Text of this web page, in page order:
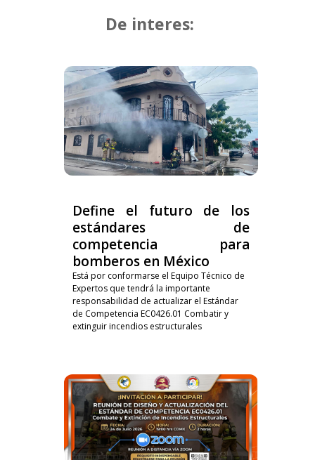
De interes:
Define el futuro de los
estándares de
competencia para
bomberos en México
Está por conformarse el Equipo Técnico de
Expertos que tendrá la importante
responsabilidad de actualizar el Estándar
de Competencia EC0426.01 Combatir y
extinguir incendios estructurales